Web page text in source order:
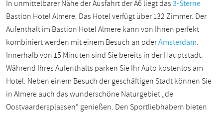
In unmittelbarer Nähe der Ausfahrt der A6 liegt das3-Sterne
Bastion Hotel Almere. Das Hotel verfügt über 132 Zimmer. Der
Aufenthalt im Bastion Hotel Almere kann von Ihnen perfekt
kombiniert werden mit einem Besuch an oderAmsterdam.
Innerhalb von 15 Minuten sind Sie bereits in der Hauptstadt.
Während Ihres Aufenthalts parken Sie Ihr Auto kostenlos am
Hotel. Neben einem Besuch der geschäftigen Stadt können Sie
in Almere auch das wunderschöne Naturgebiet „de
Oostvaardersplassen“ genießen. Den Sportliebhabern bieten